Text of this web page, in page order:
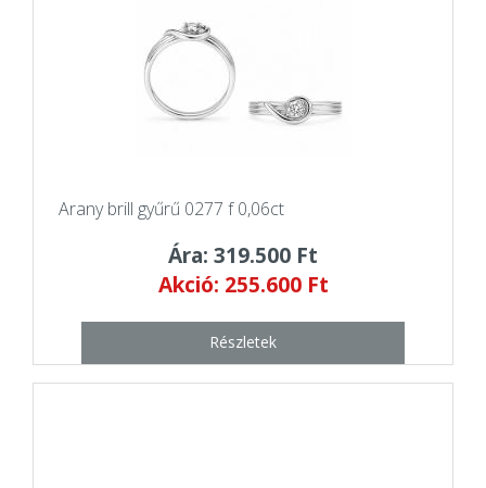
Arany brill gyűrű 0277 f 0,06ct
Ára: 319.500 Ft
Akció: 255.600 Ft
Részletek